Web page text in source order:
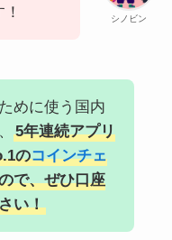
シノビン
めに使う国内
5年連続アプリ
のコインチェ
で、ぜひ口座
い！